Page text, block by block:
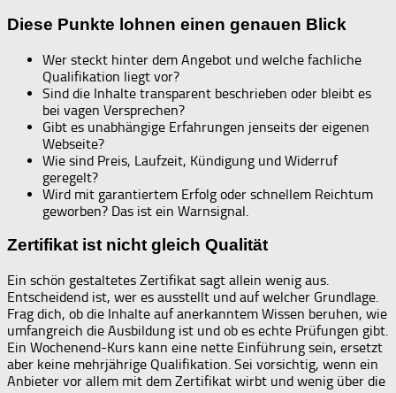
Diese Punkte lohnen einen genauen Blick
Wer steckt hinter dem Angebot und welche fachliche
Qualifikation liegt vor?
Sind die Inhalte transparent beschrieben oder bleibt es
bei vagen Versprechen?
Gibt es unabhängige Erfahrungen jenseits der eigenen
Webseite?
Wie sind Preis, Laufzeit, Kündigung und Widerruf
geregelt?
Wird mit garantiertem Erfolg oder schnellem Reichtum
geworben? Das ist ein Warnsignal.
Zertifikat ist nicht gleich Qualität
Ein schön gestaltetes Zertifikat sagt allein wenig aus.
Entscheidend ist, wer es ausstellt und auf welcher Grundlage.
Frag dich, ob die Inhalte auf anerkanntem Wissen beruhen, wie
umfangreich die Ausbildung ist und ob es echte Prüfungen gibt.
Ein Wochenend-Kurs kann eine nette Einführung sein, ersetzt
aber keine mehrjährige Qualifikation. Sei vorsichtig, wenn ein
Anbieter vor allem mit dem Zertifikat wirbt und wenig über die